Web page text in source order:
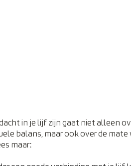
in je lijf zijn gaat niet alleen
balans, maar ook over de
maar: